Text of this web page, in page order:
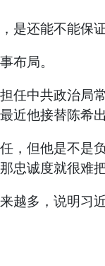
还能不能保证
布局。
中共政治局常
近他接替陈希
但他是不是负
忠诚度就很难把
多，说明习近